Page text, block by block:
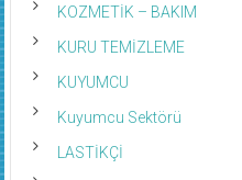
KOZMETİK – BAKIM
KURU TEMİZLEME
KUYUMCU
Kuyumcu Sektörü
LASTİKÇİ